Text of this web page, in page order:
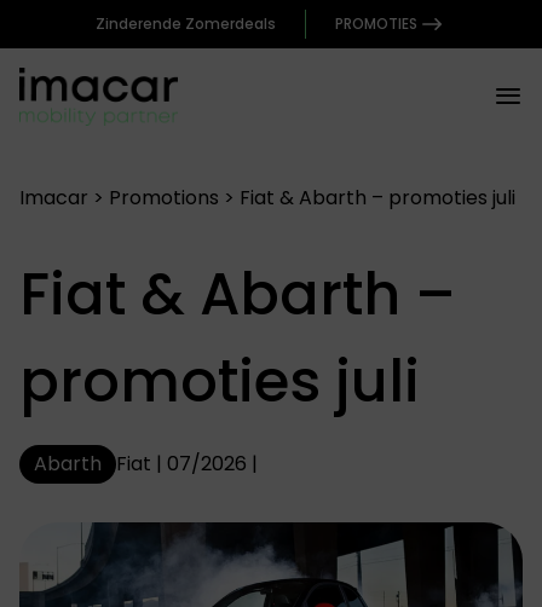
Zinderende Zomerdeals PROMOTIES
Imacar > Promotions > Fiat & Abarth – promoties juli
Fiat & Abarth –
promoties juli
Abarth Fiat | 07/2026 |